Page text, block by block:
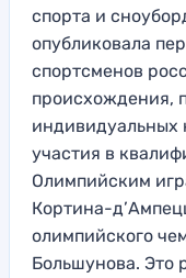
спорта и
опубликовала
спортсменов
происхождения,
индивидуальных
участия в
Олимпийским
Кортина-
олимпийского
Большунова. Это